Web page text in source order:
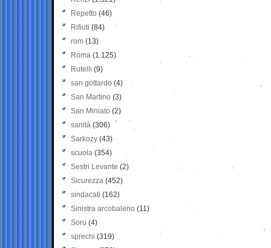
Repetto (46)
Rifiuti (84)
rom (13)
Roma (1.125)
Rutelli (9)
san gottardo (4)
San Martino (3)
San Miniato (2)
sanità (306)
Sarkozy (43)
scuola (354)
Sestri Levante (2)
Sicurezza (452)
sindacati (162)
Sinistra arcobaleno (11)
Soru (4)
sprechi (319)